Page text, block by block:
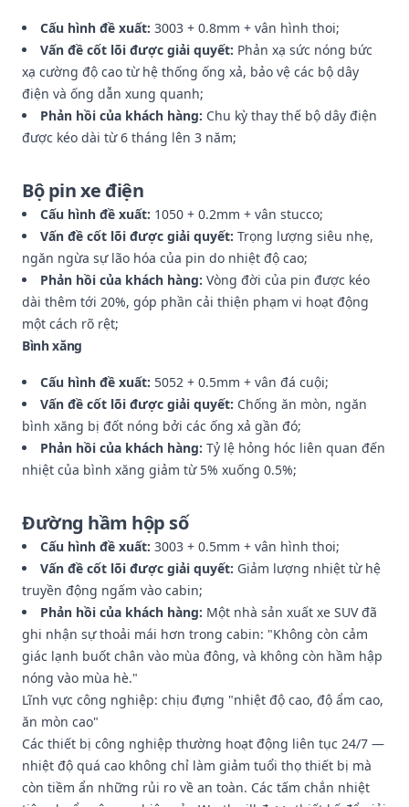
Cấu hình đề xuất: 3003 + 0.8mm + vân hình thoi;
Vấn đề cốt lõi được giải quyết: Phản xạ sức nóng bức
xạ cường độ cao từ hệ thống ống xả, bảo vệ các bộ dây
điện và ống dẫn xung quanh;
Phản hồi của khách hàng: Chu kỳ thay thế bộ dây điện
được kéo dài từ 6 tháng lên 3 năm;
Bộ pin xe điện
Cấu hình đề xuất: 1050 + 0.2mm + vân stucco;
Vấn đề cốt lõi được giải quyết: Trọng lượng siêu nhẹ,
ngăn ngừa sự lão hóa của pin do nhiệt độ cao;
Phản hồi của khách hàng: Vòng đời của pin được kéo
dài thêm tới 20%, góp phần cải thiện phạm vi hoạt động
một cách rõ rệt;
Bình xăng
Cấu hình đề xuất: 5052 + 0.5mm + vân đá cuội;
Vấn đề cốt lõi được giải quyết: Chống ăn mòn, ngăn
bình xăng bị đốt nóng bởi các ống xả gần đó;
Phản hồi của khách hàng: Tỷ lệ hỏng hóc liên quan đến
nhiệt của bình xăng giảm từ 5% xuống 0.5%;
Đường hầm hộp số
Cấu hình đề xuất: 3003 + 0.5mm + vân hình thoi;
Vấn đề cốt lõi được giải quyết: Giảm lượng nhiệt từ hệ
truyền động ngấm vào cabin;
Phản hồi của khách hàng: Một nhà sản xuất xe SUV đã
ghi nhận sự thoải mái hơn trong cabin: "Không còn cảm
giác lạnh buốt chân vào mùa đông, và không còn hầm hập
nóng vào mùa hè."
Lĩnh vực công nghiệp: chịu đựng "nhiệt độ cao, độ ẩm cao,
ăn mòn cao"
Các thiết bị công nghiệp thường hoạt động liên tục 24/7 —
nhiệt độ quá cao không chỉ làm giảm tuổi thọ thiết bị mà
còn tiềm ẩn những rủi ro về an toàn. Các tấm chắn nhiệt